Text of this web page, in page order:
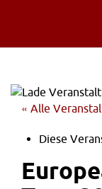
« Alle
Diese